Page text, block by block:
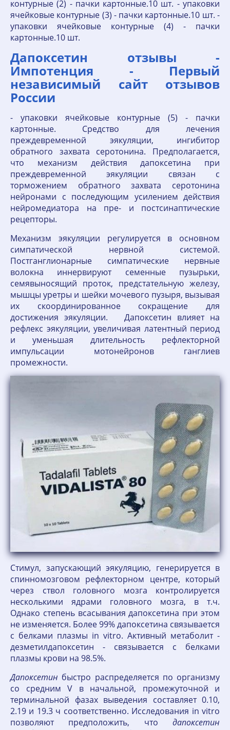
контурные (2) - пачки картонные.10 шт. - упаковки
ячейковые контурные (3) - пачки картонные.10 шт. -
упаковки ячейковые контурные (4) - пачки
картонные.10 шт.
Дапоксетин отзывы -
Импотенция - Первый
независимый сайт отзывов
России
- упаковки ячейковые контурные (5) - пачки
картонные. Средство для лечения
преждевременной эякуляции, ингибитор
обратного захвата серотонина. Предполагается,
что механизм действия дапоксетина при
преждевременной эякуляции связан с
торможением обратного захвата серотонина
нейронами с последующим усилением действия
нейромедиатора на пре- и постсинаптические
рецепторы.
Механизм эякуляции регулируется в основном
симпатической нервной системой.
Постганглионарные симпатические нервные
волокна иннервируют семенные пузырьки,
семявыносящий проток, предстательную железу,
мышцы уретры и шейки мочевого пузыря, вызывая
их скоординированное сокращение для
достижения эякуляции. Дапоксетин влияет на
рефлекс эякуляции, увеличивая латентный период
и уменьшая длительность рефлекторной
импульсации мотонейронов ганглиев
промежности.
Стимул, запускающий эякуляцию, генерируется в
спинномозговом рефлекторном центре, который
через ствол головного мозга контролируется
несколькими ядрами головного мозга, в т.ч.
Однако степень всасывания дапоксетина при этом
не изменяется. Более 99% дапоксетина связывается
с белками плазмы in vitro. Активный метаболит -
дезметилдапоксетин - связывается с белками
плазмы крови на 98.5%.
Дапоксетин быстро распределяется по организму
со средним V в начальной, промежуточной и
терминальной фазах выведения составляет 0.10,
2.19 и 19.3 ч соответственно. Исследования in vitro
позволяют предположить, что дапоксетин